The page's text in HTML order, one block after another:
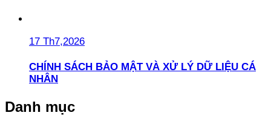
17 Th7,2026
CHÍNH SÁCH BẢO MẬT VÀ XỬ LÝ DỮ LIỆU CÁ
NHÂN
Danh mục